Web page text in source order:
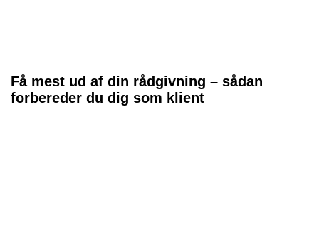
Få mest ud af din rådgivning – sådan
forbereder du dig som klient